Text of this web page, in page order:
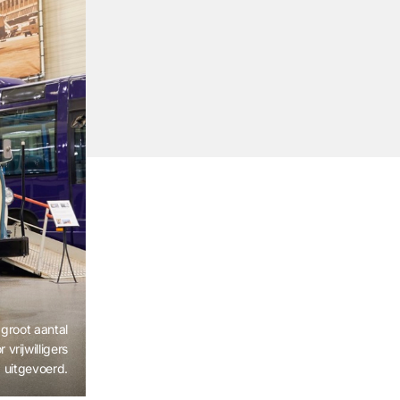
aantal
vrijwilligers
uitgevoerd.